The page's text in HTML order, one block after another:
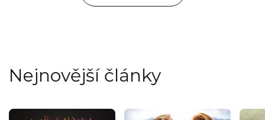
Nejnovější články